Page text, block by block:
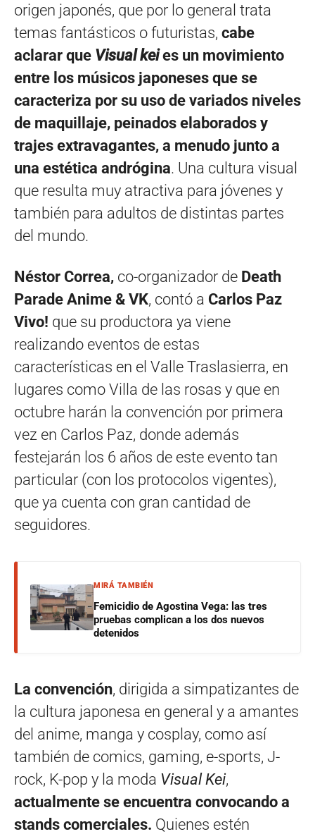
origen japonés, que por lo general trata
temas fantásticos o futuristas, cabe
aclarar que Visual keies un movimiento
entre los músicos japoneses​​​ que se
caracteriza por su uso de variados niveles
de maquillaje, peinados elaborados y
trajes extravagantes, a menudo junto a
una estética andrógina. Una cultura visual
que resulta muy atractiva para jóvenes y
también para adultos de distintas partes
del mundo.
Néstor Correa, co-organizador de Death
Parade Anime & VK, contó a Carlos Paz
Vivo! que su productora ya viene
realizando eventos de estas
características en el Valle Traslasierra, en
lugares como Villa de las rosas y que en
octubre harán la convención por primera
vez en Carlos Paz, donde además
festejarán los 6 años de este evento tan
particular (con los protocolos vigentes),
que ya cuenta con gran cantidad de
seguidores.
MIRÁ TAMBIÉN
Femicidio de Agostina Vega: las tres
pruebas complican a los dos nuevos
detenidos
La convención, dirigida a simpatizantes de
la cultura japonesa en general y a amantes
del anime, manga y cosplay, como así
también de comics, gaming, e-sports, J-
rock, K-pop y la moda Visual Kei,
actualmente se encuentra convocando a
stands comerciales. Quienes estén